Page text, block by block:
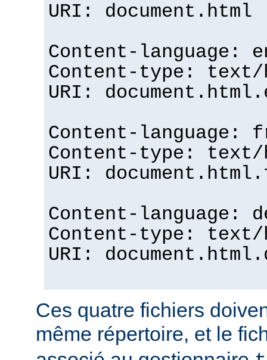
URI: document.html
Content-language:
Content-type: text/
URI:
Content-language:
Content-type: text/
URI:
Content-language:
Content-type: text/
URI:
Ces quatre fichiers
même répertoire, et le